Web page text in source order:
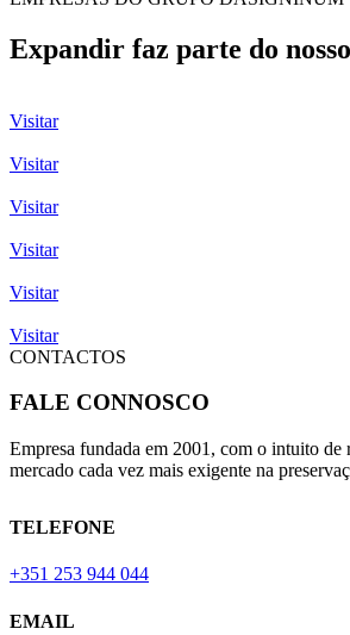
Expandir faz parte do
Visitar
Visitar
Visitar
Visitar
Visitar
Visitar
CONTACTOS
FALE CONNOSCO
Empresa fundada em 2001, com o intuito de
mercado cada vez mais exigente na
TELEFONE
+351 253 944 044
EMAIL